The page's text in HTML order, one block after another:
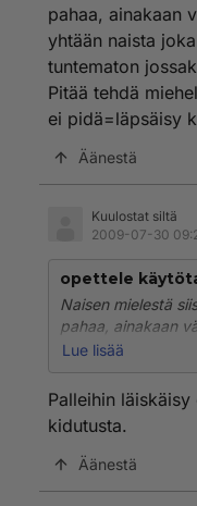
pahaa, ainakaan
yhtään naista
tuntematon
Pitää tehdä
ei pidä=läpsäisy
Äänestä
Kuulostat siltä
2009-07-30
opettele
Naisen mielestä
pahaa, ainakaan
yhtään naista joka
tehdä miehelle
pidä=läpsäisy
Lue lisää
Palleihin
kidutusta.
Äänestä